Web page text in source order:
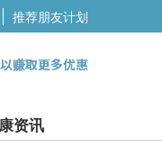
推荐朋友计划
赚取更多优惠
资讯